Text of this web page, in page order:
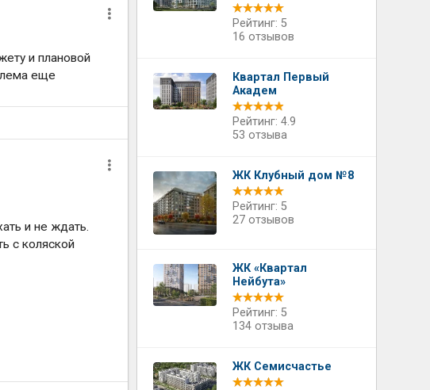
и плановой
еще
и не ждать.
с коляской
Рейтинг: 5
16 отзывов
Квартал Первый
Академ
Рейтинг: 4.9
53 отзыва
ЖК Клубный дом №8
Рейтинг: 5
27 отзывов
ЖК «Квартал
Нейбута»
Рейтинг: 5
134 отзыва
ЖК Семисчастье